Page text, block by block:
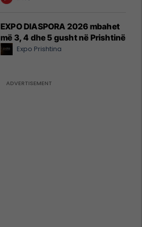
EXPO DIASPORA 2026 mbahet
më 3, 4 dhe 5 gusht në Prishtinë
Expo Prishtina